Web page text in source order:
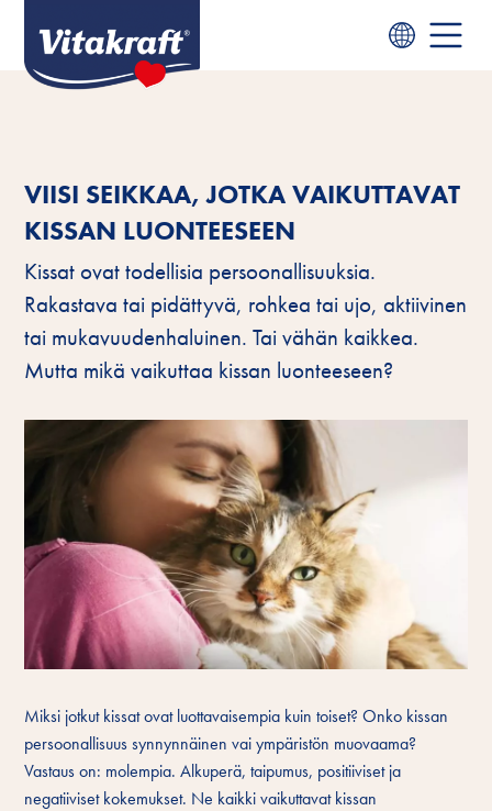
VIISI SEIKKAA, JOTKA VAIKUTTAVAT
KISSAN LUONTEESEEN
Kissat ovat todellisia persoonallisuuksia.
Rakastava tai pidättyvä, rohkea tai ujo, aktiivinen
tai mukavuudenhaluinen. Tai vähän kaikkea.
Mutta mikä vaikuttaa kissan luonteeseen?
Miksi jotkut kissat ovat luottavaisempia kuin toiset? Onko kissan
persoonallisuus synnynnäinen vai ympäristön muovaama?
Vastaus on: molempia. Alkuperä, taipumus, positiiviset ja
negatiiviset kokemukset. Ne kaikki vaikuttavat kissan